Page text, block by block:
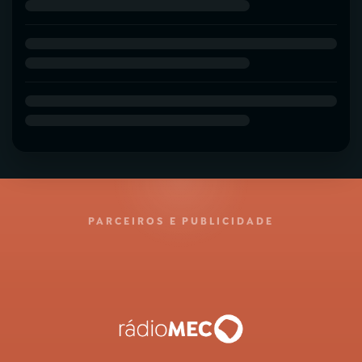
PARCEIROS E PUBLICIDADE